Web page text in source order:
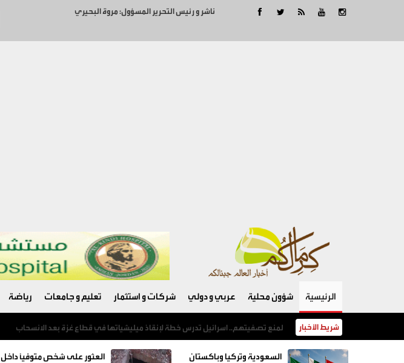
ناشر و رئيس التحرير المسؤول: مروة البحيري
الرئيسية شؤون محلية عربي و دولي شركات و استثمار تعليم و جامعات رياضة
شريط الأخبار السعودية وتركيا وباكستان توقع "اتفاق مكة للدفاع المشترك"
السعودية وتركيا وباكستان
العثور على شخص متوفيًا داخل